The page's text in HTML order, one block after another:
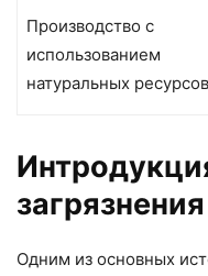
Производство с
использованием
натуральных ресурсов
загрязнения
Одним из основных